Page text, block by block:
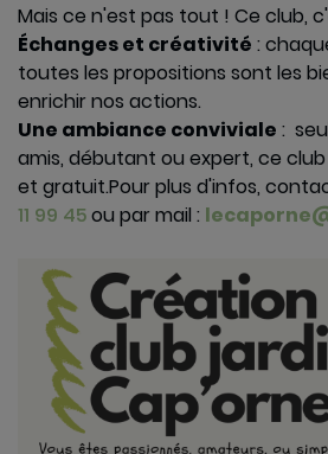
Mais ce n'est pas tout ! Ce club,
Échanges et créativité :
toutes les propositions sont les
enrichir nos actions.
Une ambiance conviviale :
amis, débutant ou expert, ce
et gratuit.Pour plus d'infos,
11 99 45ou par mail :
Jardin
Formations
au
compostage
jardin